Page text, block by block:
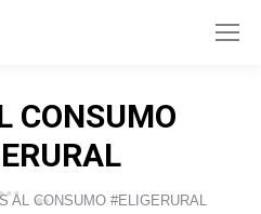
CONSUMO
AL CONSUMO #ELIGERURAL